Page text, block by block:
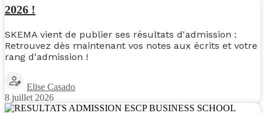
2026 !
SKEMA vient de publier ses résultats d'admission :
Retrouvez dès maintenant vos notes aux écrits et votre
rang d'admission !
Elise Casado
8 juillet 2026